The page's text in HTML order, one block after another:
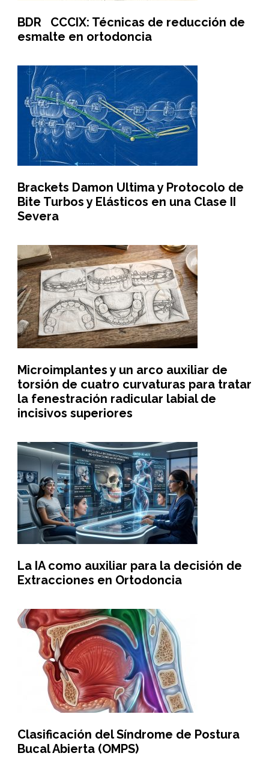
BDR CCCIX: Técnicas de reducción de
esmalte en ortodoncia
Brackets Damon Ultima y Protocolo de
Bite Turbos y Elásticos en una Clase II
Severa
Microimplantes y un arco auxiliar de
torsión de cuatro curvaturas para tratar
la fenestración radicular labial de
incisivos superiores
La IA como auxiliar para la decisión de
Extracciones en Ortodoncia
Clasificación del Síndrome de Postura
Bucal Abierta (OMPS)